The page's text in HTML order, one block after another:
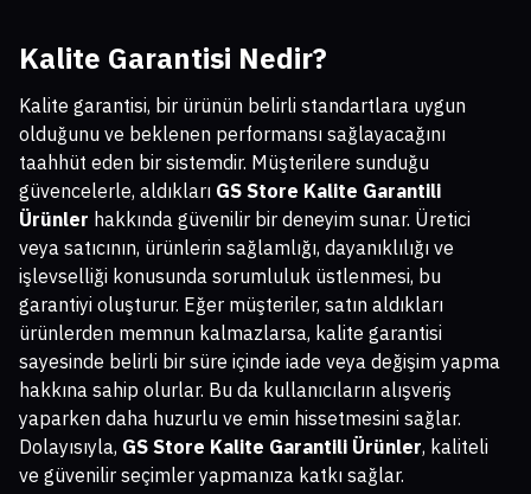
Kalite Garantisi Nedir?
Kalite garantisi, bir ürünün belirli standartlara uygun
olduğunu ve beklenen performansı sağlayacağını
taahhüt eden bir sistemdir. Müşterilere sunduğu
güvencelerle, aldıkları GS Store Kalite Garantili
Ürünler hakkında güvenilir bir deneyim sunar. Üretici
veya satıcının, ürünlerin sağlamlığı, dayanıklılığı ve
işlevselliği konusunda sorumluluk üstlenmesi, bu
garantiyi oluşturur. Eğer müşteriler, satın aldıkları
ürünlerden memnun kalmazlarsa, kalite garantisi
sayesinde belirli bir süre içinde iade veya değişim yapma
hakkına sahip olurlar. Bu da kullanıcıların alışveriş
yaparken daha huzurlu ve emin hissetmesini sağlar.
Dolayısıyla, GS Store Kalite Garantili Ürünler, kaliteli
ve güvenilir seçimler yapmanıza katkı sağlar.